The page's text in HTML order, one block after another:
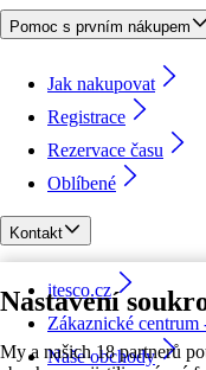
Nastavení
My a našich 18 partnerů
Pomoc s prvním nákupem
Jak nakupovat
Registrace
Rezervace času
Oblíbené
Kontakt
itesco.cz
Zákaznické centrum
Naše obchody